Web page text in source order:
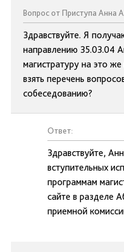
Вопрос от Приступа Анна
Здравствуйте. Я
направлению 35.03.04
магистратуру на это
взять перечень
собеседованию?
Ответ:
Здравствуйте,
вступительных
программам
сайте в разделе
приемной